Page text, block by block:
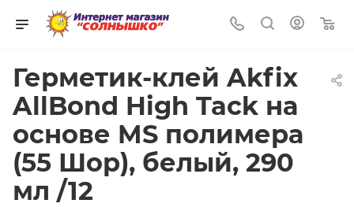
Герметик-клей Akfix
AllBond High Tack на
основе MS полимера
(55 Шор), белый, 290
мл /12